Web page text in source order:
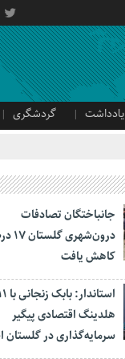
یادداشت گردشگری
جانباختگان تصادفات
کاهش یافت
استاندار:
هلدینگ اقتصادی پیگیر
سرمایه‌گذاری در